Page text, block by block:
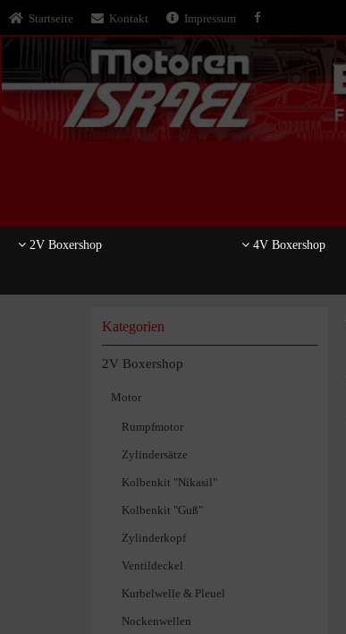
Startseite Kontakt Impressum
2V Boxershop 4V Boxershop
Kategorien
2V Boxershop
Motor
Rumpfmotor
Zylindersätze
Kolbenkit "Nikasil"
Kolbenkit "Guß"
Zylinderkopf
Ventildeckel
Kurbelwelle & Pleuel
Nockenwellen